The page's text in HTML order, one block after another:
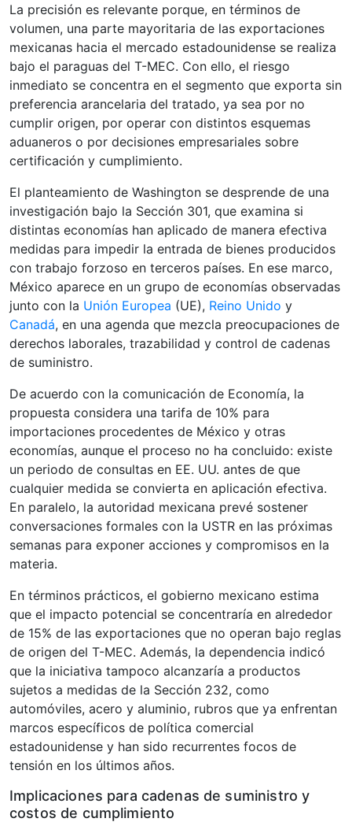
La precisión es relevante porque, en términos de
volumen, una parte mayoritaria de las exportaciones
mexicanas hacia el mercado estadounidense se realiza
bajo el paraguas del T-MEC. Con ello, el riesgo
inmediato se concentra en el segmento que exporta sin
preferencia arancelaria del tratado, ya sea por no
cumplir origen, por operar con distintos esquemas
aduaneros o por decisiones empresariales sobre
certificación y cumplimiento.
El planteamiento de Washington se desprende de una
investigación bajo la Sección 301, que examina si
distintas economías han aplicado de manera efectiva
medidas para impedir la entrada de bienes producidos
con trabajo forzoso en terceros países. En ese marco,
México aparece en un grupo de economías observadas
junto con la Unión Europea (UE), Reino Unido y
Canadá, en una agenda que mezcla preocupaciones de
derechos laborales, trazabilidad y control de cadenas
de suministro.
De acuerdo con la comunicación de Economía, la
propuesta considera una tarifa de 10% para
importaciones procedentes de México y otras
economías, aunque el proceso no ha concluido: existe
un periodo de consultas en EE. UU. antes de que
cualquier medida se convierta en aplicación efectiva.
En paralelo, la autoridad mexicana prevé sostener
conversaciones formales con la USTR en las próximas
semanas para exponer acciones y compromisos en la
materia.
En términos prácticos, el gobierno mexicano estima
que el impacto potencial se concentraría en alrededor
de 15% de las exportaciones que no operan bajo reglas
de origen del T-MEC. Además, la dependencia indicó
que la iniciativa tampoco alcanzaría a productos
sujetos a medidas de la Sección 232, como
automóviles, acero y aluminio, rubros que ya enfrentan
marcos específicos de política comercial
estadounidense y han sido recurrentes focos de
tensión en los últimos años.
Implicaciones para cadenas de suministro y
costos de cumplimiento